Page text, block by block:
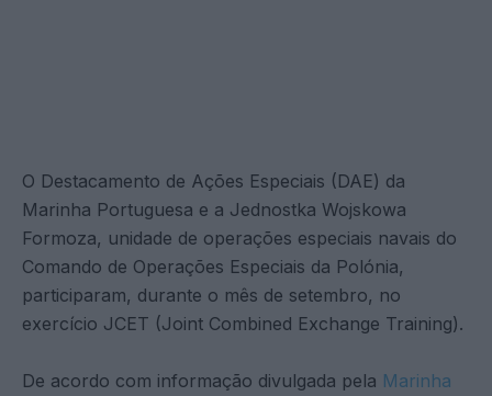
O Destacamento de Ações Especiais (DAE) da
Marinha Portuguesa e a Jednostka Wojskowa
Formoza, unidade de operações especiais navais do
Comando de Operações Especiais da Polónia,
participaram, durante o mês de setembro, no
exercício JCET (Joint Combined Exchange Training).
De acordo com informação divulgada pela Marinha